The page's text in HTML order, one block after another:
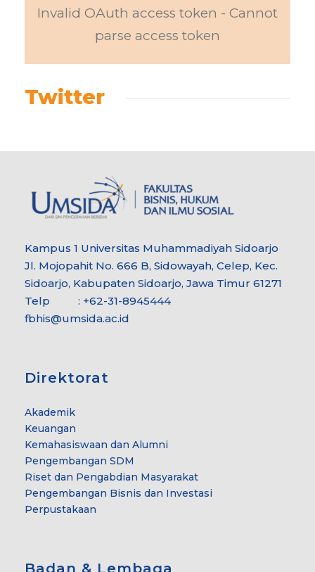
Invalid OAuth access token - Cannot
parse access token
Twitter
Kampus 1 Universitas Muhammadiyah Sidoarjo
Jl. Mojopahit No. 666 B, Sidowayah, Celep, Kec.
Sidoarjo, Kabupaten Sidoarjo, Jawa Timur 61271
Telp : +62-31-8945444
fbhis@umsida.ac.id
Direktorat
Akademik
Keuangan
Kemahasiswaan dan Alumni
Pengembangan SDM
Riset dan Pengabdian Masyarakat
Pengembangan Bisnis dan Investasi
Perpustakaan